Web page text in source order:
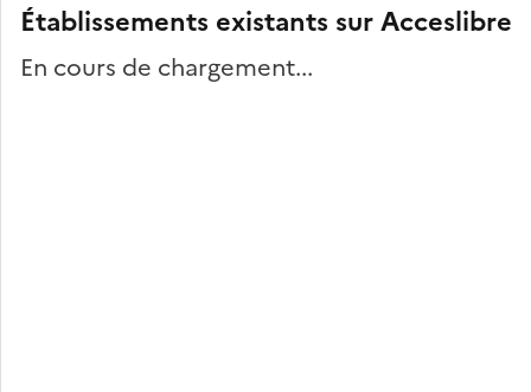
Établissements existants sur Acceslibre
En cours de chargement...